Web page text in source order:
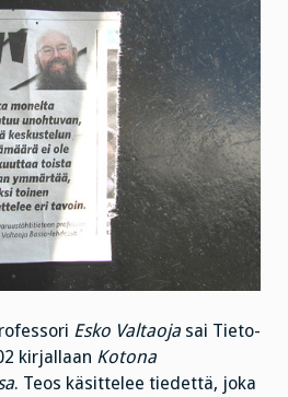
Esko Valtaoja sai Tieto-
kirjallaan Kotona
. Teos käsittelee tiedettä, joka